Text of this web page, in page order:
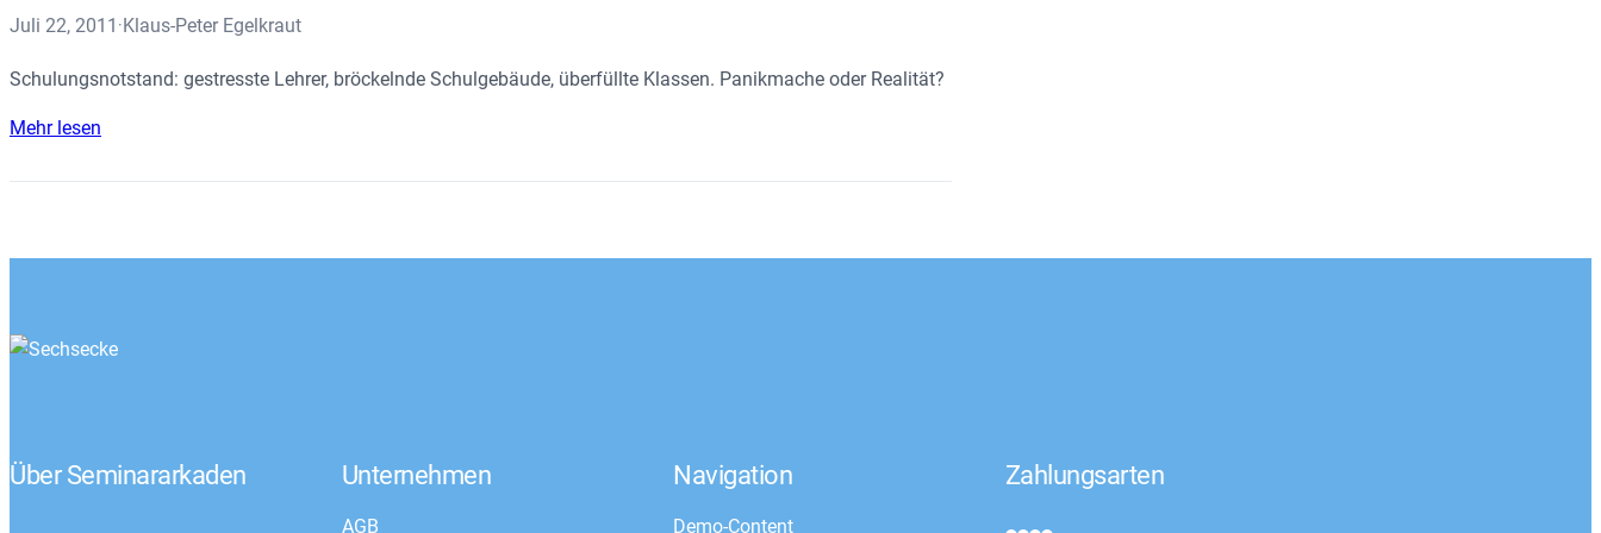
Juli 22, 2011 ·Klaus-Peter Egelkraut
Schulungsnotstand: gestresste Lehrer, bröckelnde Schulgebäude, überfüllte Klassen. Panikmache oder Realität?
Mehr lesen
Über Seminararkaden Unternehmen
AGB
Navigation
Demo-Content
Zahlungsarten